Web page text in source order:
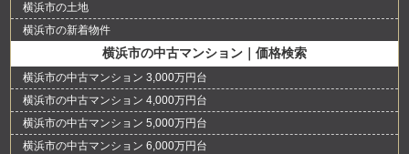
横浜市の土地
横浜市の新着物件
横浜市の中古マンション｜価格検索
横浜市の中古マンション 3,000万円台
横浜市の中古マンション 4,000万円台
横浜市の中古マンション 5,000万円台
横浜市の中古マンション 6,000万円台